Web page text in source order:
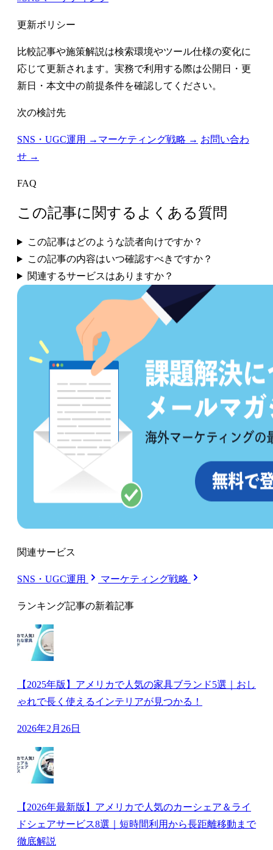
更新ポリシー
比較記事や施策解説は検索環境やツール仕様の変化に
応じて更新されます。実務で利用する際は公開日・更
新日・本文中の前提条件を確認してください。
次の検討先
SNS・UGC運用 → マーケティング戦略 → お問い合わ
せ →
FAQ
この記事に関するよくある質問
この記事はどのような読者向けですか？
この記事の内容はいつ確認すべきですか？
関連するサービスはありますか？
関連サービス
SNS・UGC運用 マーケティング戦略
ランキング記事の新着記事
【2025年版】アメリカで人気の家具ブランド5選｜おし
ゃれで長く使えるインテリアが見つかる！
2026年2月26日
【2026年最新版】アメリカで人気のカーシェア＆ライ
ドシェアサービス8選｜短時間利用から長距離移動まで
徹底解説